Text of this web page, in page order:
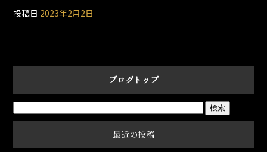
投稿日 2023年2月2日
ブログトップ
最近の投稿